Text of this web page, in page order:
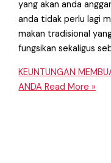
yang akan anda
anda tidak perlu lagi
makan tradisional
fungsikan sekaligus
KEUNTUNGAN
ANDA Read More »